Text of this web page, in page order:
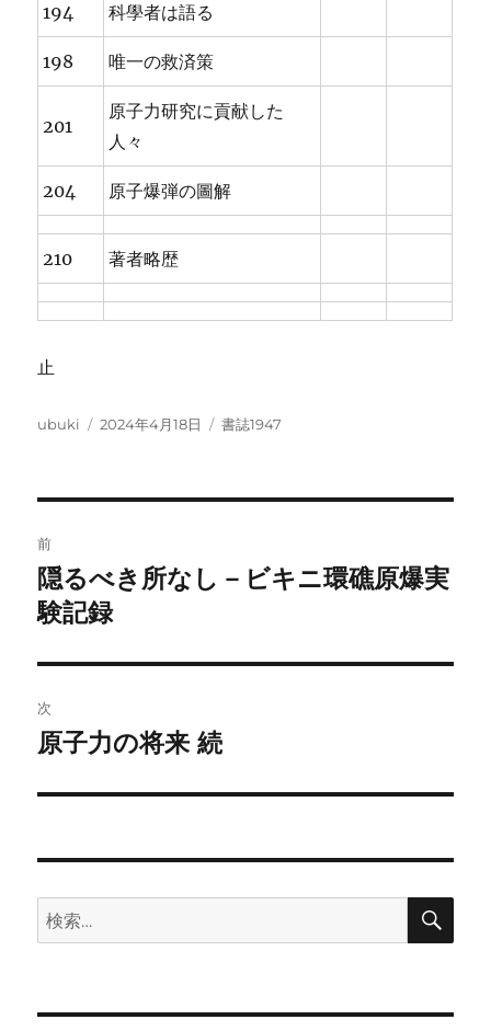
194 科學者は語る
198 唯一の救済策
201
原子力研究に貢献した
人々
204 原子爆弾の圖解
210 著者略歴
止
投
ubuki
投
2024年4月18日
カ
書誌1947
稿
ナ
ビ
ゲ
ー
シ
ン
前
前
の
稿:
隠るべき所なし－ビキニ環礁原爆実
験記録
次
次
投
原子力の将来 続
検
索:
検